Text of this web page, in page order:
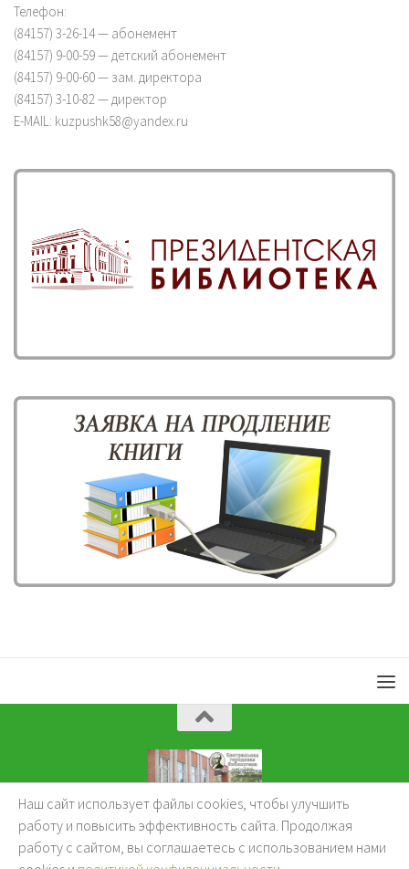
Телефон:
(84157) 3-26-14 — абонемент
(84157) 9-00-59 — детский абонемент
(84157) 9-00-60 — зам. директора
(84157) 3-10-82 — директор
E-MAIL: kuzpushk58@yandex.ru
KuzBibliok © 2026.
Наш сайт использует файлы cookies, чтобы улучшить
работу и повысить эффективность сайта. Продолжая
работу с сайтом, вы соглашаетесь с использованием нами